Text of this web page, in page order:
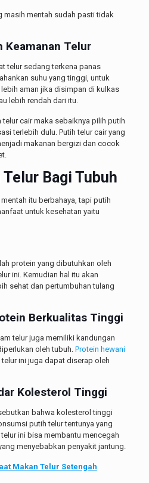
masih mentah sudah pasti tidak
Keamanan Telur
telur sedang terkena panas
suhu yang tinggi, untuk
aman jika disimpan di kulkas
lebih rendah dari itu.
cair maka sebaiknya pilih putih
terlebih dulu. Putih telur cair yang
makanan bergizi dan cocok
Bagi Tubuh
itu berbahaya, tapi putih
untuk kesehatan yaitu
protein yang dibutuhkan oleh
ini. Kemudian hal itu akan
sehat dan pertumbuhan tulang
Berkualitas Tinggi
telur juga memiliki kandungan
oleh tubuh.Protein hewani
ini juga dapat diserap oleh
Kolesterol Tinggi
bahwa kolesterol tinggi
putih telur tentunya yang
ini bisa membantu mencegah
menyebabkan penyakit jantung.
Makan Telur Setengah